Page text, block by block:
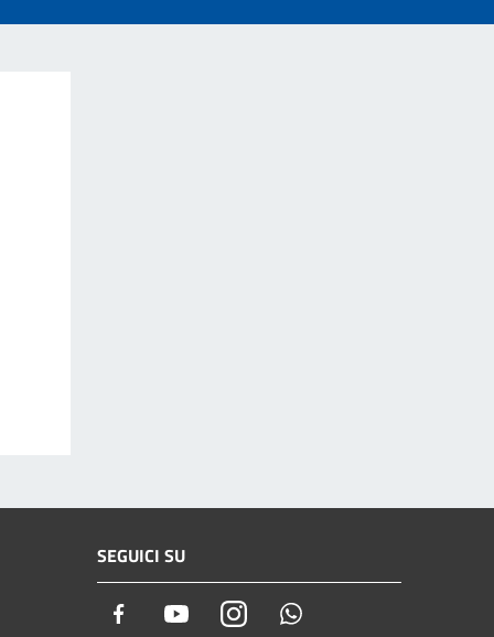
SEGUICI SU
Facebook YoutubeInstagram